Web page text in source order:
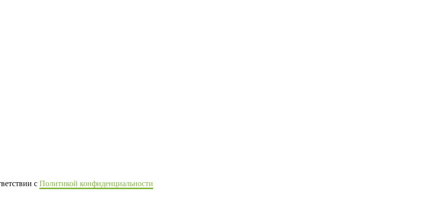
с Политикой конфиденциальности